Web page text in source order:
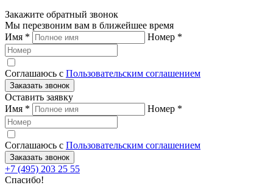
Закажите обратный звонок
Мы перезвоним вам в ближейшее время
Имя * Номер *
Соглашаюсь с Пользовательским соглашением
Заказать звонок
Оставить заявку
Имя * Номер *
Соглашаюсь с Пользовательским соглашением
Заказать звонок
+7 (495) 203 25 55
Спасибо!